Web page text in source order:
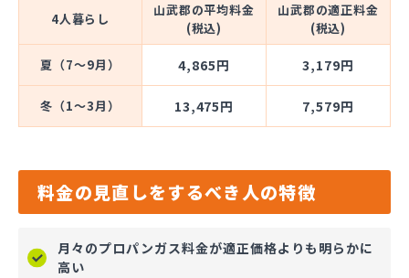
4人暮らし
山武郡の平均料金
(税込)
山武郡の適正料金
(税込)
夏（7～9月） 4,865円 3,179円
冬（1～3月） 13,475円 7,579円
料金の見直しをするべき人の特徴
月々のプロパンガス料金が適正価格よりも明らかに
高い